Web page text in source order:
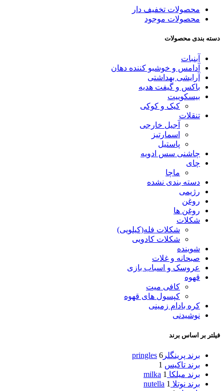
محصولات تخفیف دار
محصولات موجود
دسته‌ بندی محصولات
آبنبات
آدامس و خوشبو کننده دهان
آرایشی بهداشتی
باکس و گیفت هدیه
بیسکوییت
کیک و کوکی
تنقلات
آجیل خارجی
اسمارتیز
پاستیل
چاشنی سس ادویه
چای
ماچا
دسته بندی نشده
رژیمی
روغن
روغن ها
شکلات
شکلات فله(کیلویی)
شکلات کادویی
شوینده
صبحانه و غلات
عروسک و اسباب بازی
قهوه
کافی میت
کپسول های قهوه
کره بادام زمینی
نوشیدنی
فیلتر بر اساس برند
برند پرینگلرpringles 6
برند تاکیس 1
برند میلکا milka 1
برند نوتلا nutella 1